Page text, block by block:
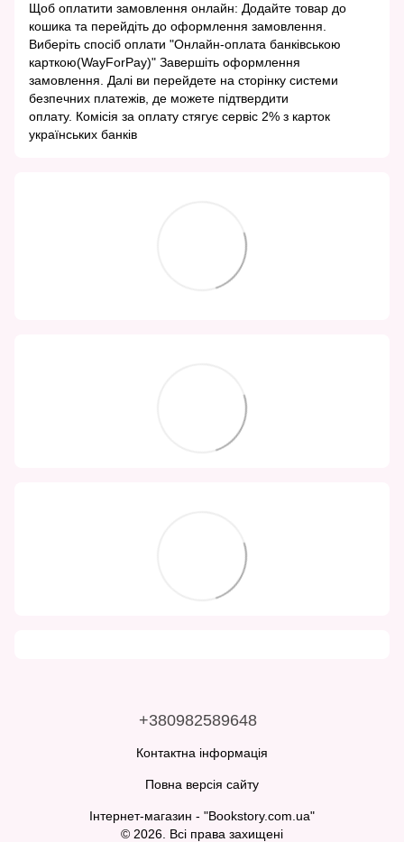
Щоб оплатити замовлення онлайн: Додайте товар до
кошика та перейдіть до оформлення замовлення.
Виберіть спосіб оплати "Онлайн-оплата банківською
карткою(WayForPay)" Завершіть оформлення
замовлення. Далі ви перейдете на сторінку системи
безпечних платежів, де можете підтвердити
оплату. Комісія за оплату стягує сервіс 2% з карток
українських банків
+380982589648
Контактна інформація
Повна версія сайту
Інтернет-магазин - "Bookstory.com.ua"
© 2026. Всі права захищені